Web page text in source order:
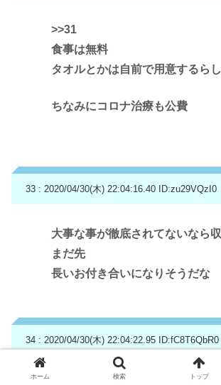
>>31
食事は無料
タオルとかは自前で用意するら
ちなみにコロナ治療も公費
33 : 2020/04/30(木) 22:04:16.40 ID:zu29VQzI0
大事な事が徹底されてないなら
まだ先
長いお付き合いになりそうだな
34 : 2020/04/30(木) 22:04:22.95 ID:fC8T6QbR0
ホーム 検索 トップ